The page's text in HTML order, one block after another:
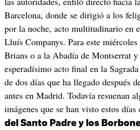
Barcelona, donde se dirigió a los
por la noche, acto multitudinario en
Lluís Companys. Para este
Brians o a la Abadía de Montserrat y
esperadísimo acto final en la
de dos días que ha llegado después
antes en Madrid. Todavía resuenan
imágenes que se han visto estos días
del Santo Padre y los